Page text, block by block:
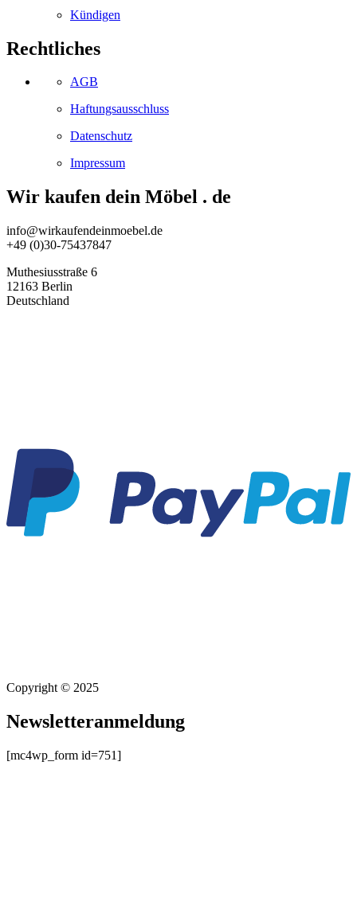
Kündigen
Rechtliches
AGB
Haftungsausschluss
Datenschutz
Impressum
Wir kaufen dein Möbel . de
info@wirkaufendeinmoebel.de
+49 (0)30-75437847
Muthesiusstraße 6
12163 Berlin
Deutschland
Copyright © 2025
Newsletteranmeldung
[mc4wp_form id=751]